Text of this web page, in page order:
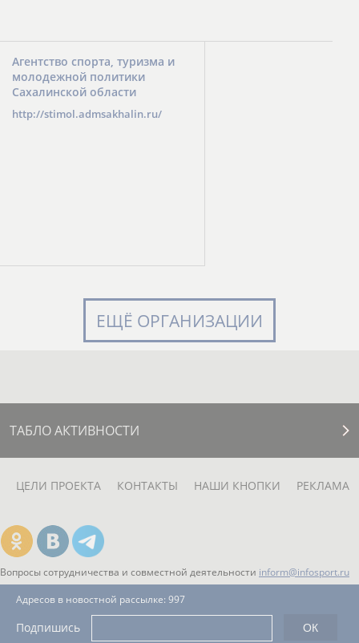
Агентство спорта, туризма и
молодежной политики
Сахалинской области
http://stimol.admsakhalin.ru/
ЕЩЁ ОРГАНИЗАЦИИ
ТАБЛО АКТИВНОСТИ
ЦЕЛИ ПРОЕКТА КОНТАКТЫ НАШИ КНОПКИ РЕКЛАМА
Вопросы сотрудничества и совместной деятельности inform@infosport.ru
Адресов в новостной рассылке: 997
Подпишись